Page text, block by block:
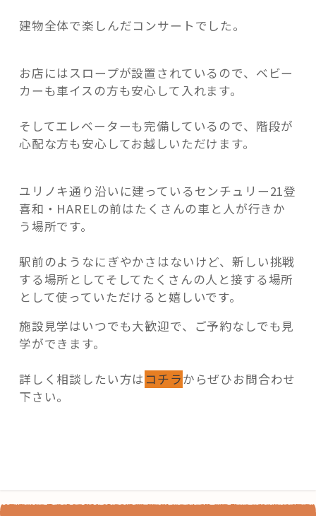
建物全体で楽しんだコンサートでした。
お店にはスロープが設置されているので、ベビー
カーも車イスの方も安心して入れます。
そしてエレベーターも完備しているので、階段が
心配な方も安心してお越しいただけます。
ユリノキ通り沿いに建っているセンチュリー21登
喜和・HARELの前はたくさんの車と人が行きか
う場所です。
駅前のようなにぎやかさはないけど、新しい挑戦
する場所としてそしてたくさんの人と接する場所
として使っていただけると嬉しいです。
施設見学はいつでも大歓迎で、ご予約なしでも見
学ができます。
詳しく相談したい方は コチラからぜひお問合わせ
下さい。